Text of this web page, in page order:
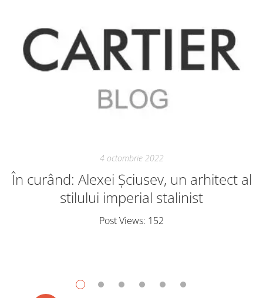
4 octombrie 2022
În curând: Alexei Șciusev, un arhitect al
stilului imperial stalinist
Post Views: 152